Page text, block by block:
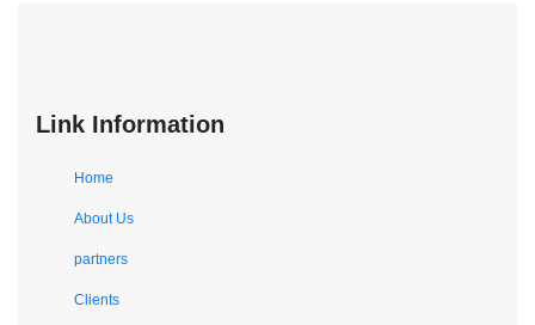
Link Information
Home
About Us
partners
Clients